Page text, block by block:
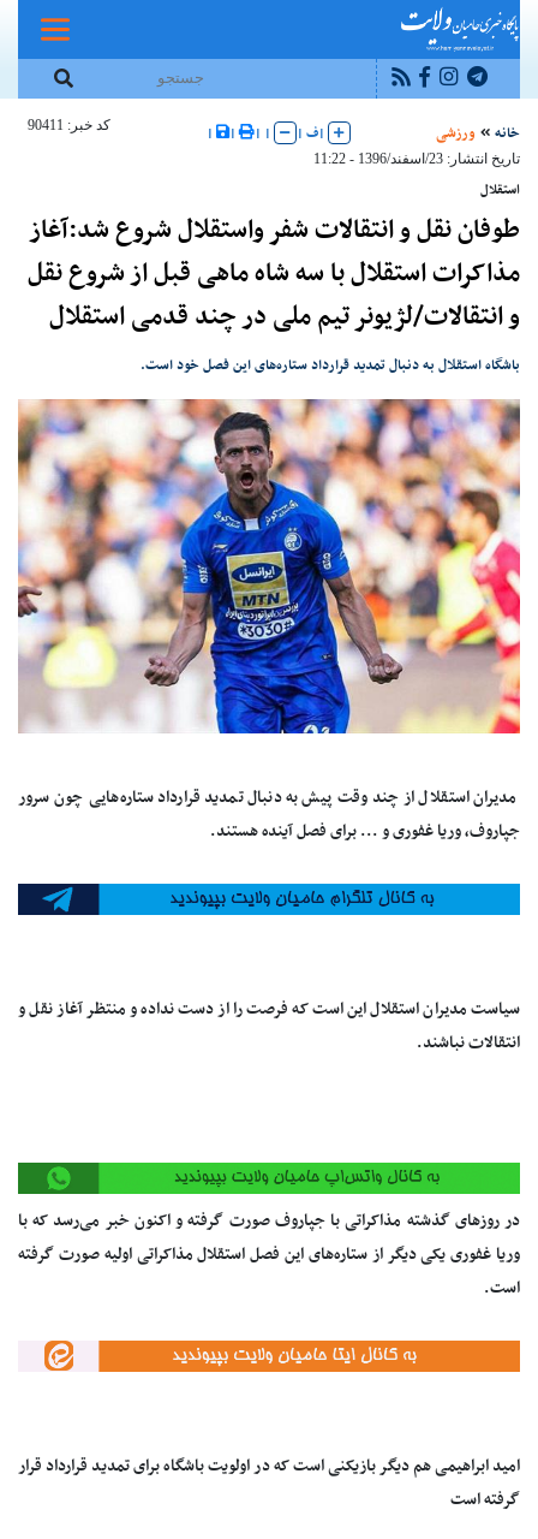
خانه ورزشی |ف |
|
|
|
|
کد خبر: 90411
تاریخ انتشار: 23/اسفند/1396 - 11:22
استقلال
طوفان نقل و انتقالات شفر واستقلال شروع شد:آغاز
مذاکرات استقلال با سه شاه ماهی قبل از شروع نقل
و انتقالات/لژیونر تیم ملی در چند قدمی استقلال
باشگاه استقلال به دنبال تمدید قرارداد ستاره‌های این فصل خود است.
مدیران استقلال از چند وقت پیش به دنبال تمدید قرارداد ستاره‌هایی چون سرور
جپاروف، وریا غفوری و ... برای فصل آینده هستند.
سیاست مدیران استقلال این است که فرصت را از دست نداده و منتظر آغاز نقل و
انتقالات نباشند.
در روزهای گذشته مذاکراتی با جپاروف صورت گرفته و اکنون خبر می‌رسد که با
وریا غفوری یکی دیگر از ستاره‌های این فصل استقلال مذاکراتی اولیه صورت گرفته
است.
امید ابراهیمی هم دیگر بازیکنی است که در اولویت باشگاه برای تمدید قرارداد قرار
گرفته است